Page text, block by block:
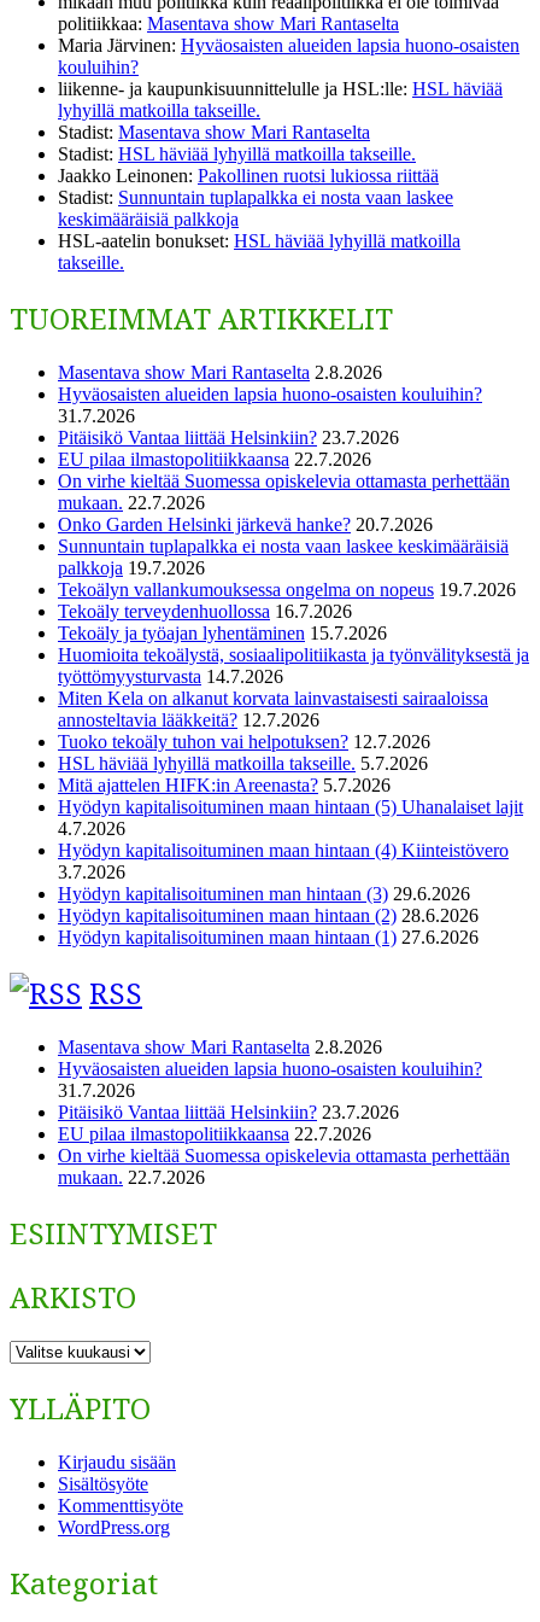
politiikkaa: Masentava show Mari Rantaselta
Maria Järvinen: Hyväosaisten alueiden lapsia huono-osaisten
kouluihin?
liikenne- ja kaupunkisuunnittelulle ja HSL:lle: HSL häviää
lyhyillä matkoilla takseille.
Stadist: Masentava show Mari Rantaselta
Stadist: HSL häviää lyhyillä matkoilla takseille.
Jaakko Leinonen: Pakollinen ruotsi lukiossa riittää
Stadist: Sunnuntain tuplapalkka ei nosta vaan laskee
keskimääräisiä palkkoja
HSL-aatelin bonukset: HSL häviää lyhyillä matkoilla
takseille.
TUOREIMMAT ARTIKKELIT
Masentava show Mari Rantaselta 2.8.2026
Hyväosaisten alueiden lapsia huono-osaisten kouluihin?
31.7.2026
Pitäisikö Vantaa liittää Helsinkiin? 23.7.2026
EU pilaa ilmastopolitiikkaansa 22.7.2026
On virhe kieltää Suomessa opiskelevia ottamasta perhettään
mukaan. 22.7.2026
Onko Garden Helsinki järkevä hanke? 20.7.2026
Sunnuntain tuplapalkka ei nosta vaan laskee keskimääräisiä
palkkoja 19.7.2026
Tekoälyn vallankumouksessa ongelma on nopeus 19.7.2026
Tekoäly terveydenhuollossa 16.7.2026
Tekoäly ja työajan lyhentäminen 15.7.2026
Huomioita tekoälystä, sosiaalipolitiikasta ja työnvälityksestä ja
työttömyysturvasta 14.7.2026
Miten Kela on alkanut korvata lainvastaisesti sairaaloissa
annosteltavia lääkkeitä? 12.7.2026
Tuoko tekoäly tuhon vai helpotuksen? 12.7.2026
HSL häviää lyhyillä matkoilla takseille. 5.7.2026
Mitä ajattelen HIFK:in Areenasta? 5.7.2026
Hyödyn kapitalisoituminen maan hintaan (5) Uhanalaiset lajit
4.7.2026
Hyödyn kapitalisoituminen maan hintaan (4) Kiinteistövero
3.7.2026
Hyödyn kapitalisoituminen man hintaan (3) 29.6.2026
Hyödyn kapitalisoituminen maan hintaan (2) 28.6.2026
Hyödyn kapitalisoituminen maan hintaan (1) 27.6.2026
RSS
Masentava show Mari Rantaselta 2.8.2026
Hyväosaisten alueiden lapsia huono-osaisten kouluihin?
31.7.2026
Pitäisikö Vantaa liittää Helsinkiin? 23.7.2026
EU pilaa ilmastopolitiikkaansa 22.7.2026
On virhe kieltää Suomessa opiskelevia ottamasta perhettään
mukaan. 22.7.2026
ESIINTYMISET
ARKISTO
ARKISTO
YLLÄPITO
Kirjaudu sisään
Sisältösyöte
Kommenttisyöte
WordPress.org
Kategoriat